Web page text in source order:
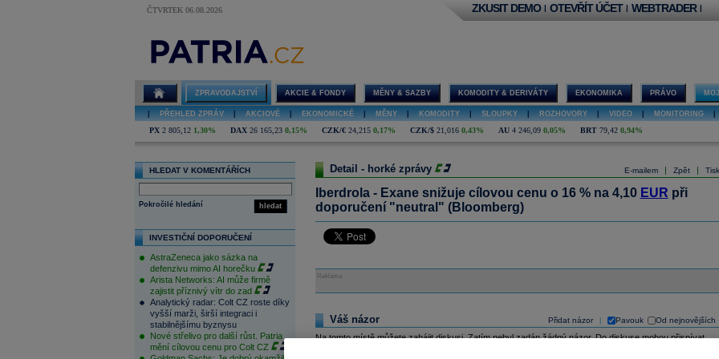
ČTVRTEK 06.08.2026 ZKUSIT DEMO | OTEVŘÍT ÚČET | WEBTRADER |
ZPRAVODAJSTVÍ AKCIE & FONDY MĚNY & SAZBY KOMODITY & DERIVÁTY EKONOMIKA PRÁVO
PŘEHLED ZPRÁV AKCIOVÉ EKONOMICKÉ MĚNY KOMODITY SLOUPKY ROZHOVORY VIDEO MONITORING
PX 2 805,12 1,30% DAX 26 165,23 0,15% CZK/€ 24,215 0,17% CZK/$ 21,016 0,43% AU 4 246,09 0,05% BRT 79,42 0,94%
HLEDAT V KOMENTÁŘÍCH
hledat
Pokročilé hledání
INVESTIČNÍ DOPORUČENÍ
AstraZeneca jako sázka na
defenzivu mimo AI horečku
Arista Networks: AI může firmě
zajistit příznivý vítr do zad
Analytický radar: Colt CZ roste díky
vyšší marži, širší integraci i
stabilnějšímu byznysu
Nové střelivo pro další růst. Patria
mění cílovou cenu pro Colt CZ
E-mailem | Zpět | Tisk
Detail - horké zprávy
Iberdrola - Exane snižuje cílovou cenu o 16 % na 4,10 EUR při
doporučení "neutral" (Bloomberg)
Reklama
Přidat názor Pavouk Od nejnovějších
Váš názor
Na tomto místě můžete zahájit diskusi. Zatím nebyl zadán žádný názor. Do diskuse mohou přispívat